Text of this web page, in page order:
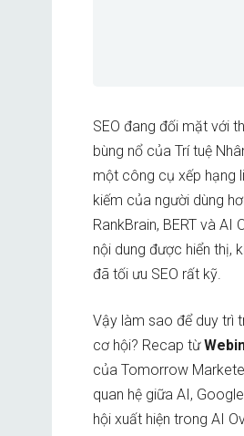
SEO đang đối mặt với
bùng nổ của Trí tuệ
một công cụ xếp hạng
kiếm của người dùng
RankBrain, BERT và
nội dung được hiển thị,
đã tối ưu SEO rất kỹ.
Vậy làm sao để duy trì
cơ hội? Recap từ
của Tomorrow
quan hệ giữa AI,
hội xuất hiện trong AI